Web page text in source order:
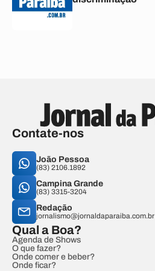
Contate-nos
João Pessoa
(83) 2106.1892
Campina Grande
(83) 3315-3204
Redação
jornalismo@jornaldaparaiba.com.br
Qual a Boa?
Agenda de Shows
O que fazer?
Onde comer e beber?
Onde ficar?